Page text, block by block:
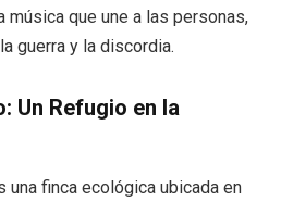
música que une a las personas,
guerra y la discordia.
Un Refugio en la
una finca ecológica ubicada en